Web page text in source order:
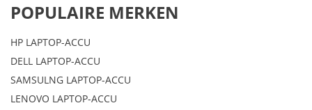
POPULAIRE MERKEN
HP LAPTOP-ACCU
DELL LAPTOP-ACCU
SAMSULNG LAPTOP-ACCU
LENOVO LAPTOP-ACCU